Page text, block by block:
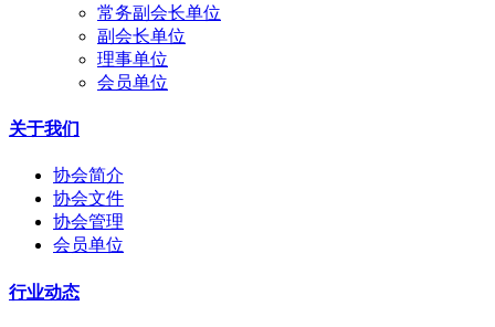
常务副会长单位
副会长单位
理事单位
会员单位
关于我们
协会简介
协会文件
协会管理
会员单位
行业动态